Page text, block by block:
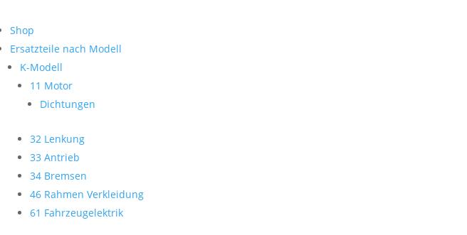
Shop
Ersatzteile nach Modell
K-Modell
11 Motor
Dichtungen
32 Lenkung
33 Antrieb
34 Bremsen
46 Rahmen Verkleidung
61 Fahrzeugelektrik